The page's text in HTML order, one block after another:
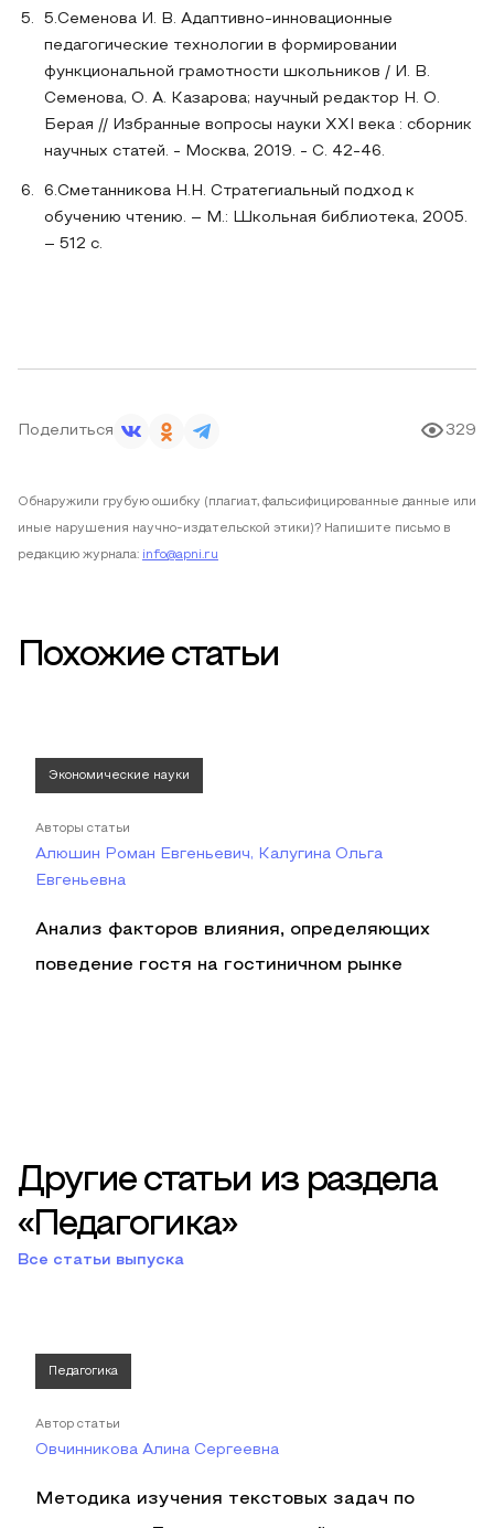
5.Семенова И. В. Адаптивно-инновационные
педагогические технологии в формировании
функциональной грамотности школьников / И. В.
Семенова, О. А. Казарова; научный редактор Н. О.
Берая // Избранные вопросы науки XXI века : сборник
научных статей. - Москва, 2019. - С. 42-46.
6.Сметанникова Н.Н. Стратегиальный подход к
обучению чтению. – М.: Школьная библиотека, 2005.
– 512 с.
Поделиться 329
Обнаружили грубую ошибку (плагиат, фальсифицированные данные или
иные нарушения научно-издательской этики)? Напишите письмо в
редакцию журнала: info@apni.ru
Похожие статьи
Экономические науки
Авторы статьи
Алюшин Роман Евгеньевич, Калугина Ольга
Евгеньевна
Анализ факторов влияния, определяющих
поведение гостя на гостиничном рынке
Другие статьи из раздела
«Педагогика»
Все статьи выпуска
Педагогика
Автор статьи
Овчинникова Алина Сергеевна
Методика изучения текстовых задач по